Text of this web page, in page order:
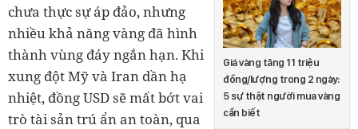
Giá vàng tăng 11 triệu
đồng/lượng trong 2 ngày:
5 sự thật người mua vàng
cần biết
chưa thực sự áp đảo, nhưng
nhiều khả năng vàng đã hình
thành vùng đáy ngắn hạn. Khi
xung đột Mỹ và Iran dần hạ
nhiệt, đồng USD sẽ mất bớt vai
trò tài sản trú ẩn an toàn, qua